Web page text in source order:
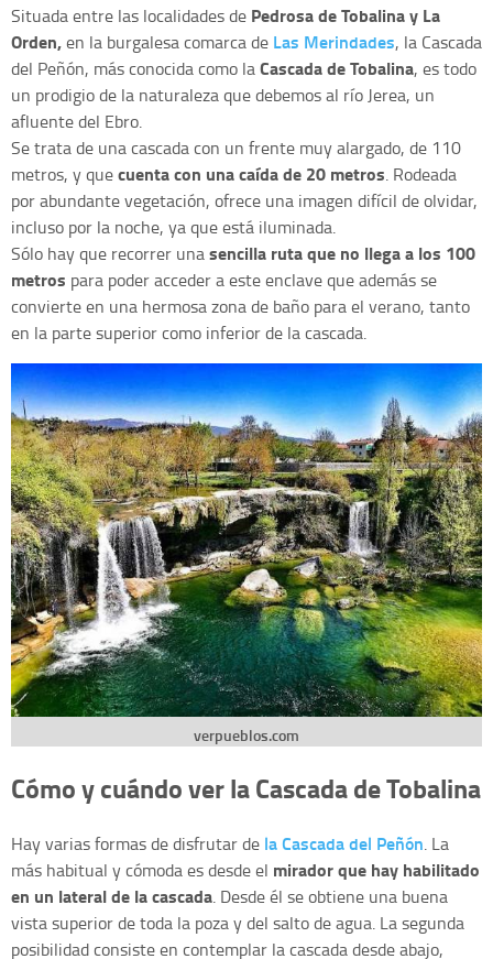
Situada entre las localidades de Pedrosa de Tobalina y La
Orden,en la burgalesa comarca de Las Merindades, la Cascada
del Peñón, más conocida como laCascada de Tobalina, es todo
un prodigio de la naturaleza que debemos al río Jerea, un
afluente del Ebro.
Se trata de una cascada con un frente muy alargado, de 110
metros, y quecuenta con una caída de 20 metros. Rodeada
por abundante vegetación, ofrece una imagen difícil de olvidar,
incluso por la noche, ya que está iluminada.
Sólo hay que recorrer unasencilla ruta que no llega a los 100
metros para poder acceder a este enclave que además se
convierte en una hermosa zona de baño para el verano, tanto
en la parte superior como inferior de la cascada.
verpueblos.com
Cómo y cuándo ver la Cascada de Tobalina
Hay varias formas de disfrutar de la Cascada del Peñón. La
más habitual y cómoda es desde el mirador que hay habilitado
en un lateral de la cascada. Desde él se obtiene una buena
vista superior de toda la poza y del salto de agua. La segunda
posibilidad consiste en contemplar la cascada desde abajo,